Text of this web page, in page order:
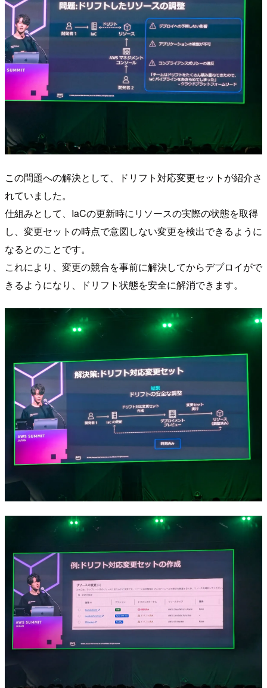
この問題への解決として、ドリフト対応変更セットが紹介さ
れていました。
仕組みとして、IaCの更新時にリソースの実際の状態を取得
し、変更セットの時点で意図しない変更を検出できるように
なるとのことです。
これにより、変更の競合を事前に解決してからデプロイがで
きるようになり、ドリフト状態を安全に解消できます。